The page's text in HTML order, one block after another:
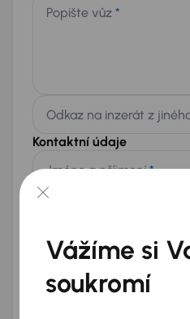
Popište vůz *
Odkaz na inzerát z
Kontaktní údaje
Jméno a příjmení*
+420
E-mail*
Přeji si dostávat informace
nabídkách
Vážíme si
soukromí